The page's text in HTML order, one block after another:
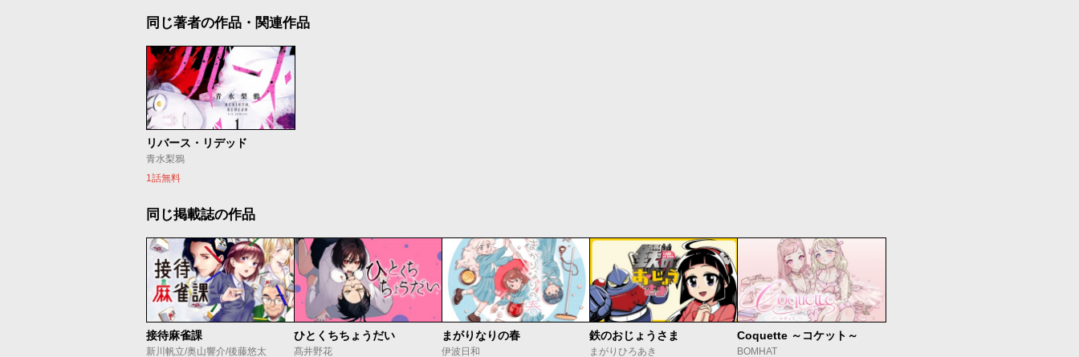
同じ著者の作品・関連作品
リバース・リデッド
青水梨鴉
1話無料
同じ掲載誌の作品
接待麻雀課
新川帆立/奥山響介/後藤悠太
ひとくちちょうだい
髙井野花
まがりなりの春
伊波日和
鉄のおじょうさま
まがりひろあき
Coquette ～コケット～
BOMHAT